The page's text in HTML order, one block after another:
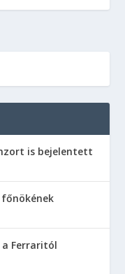
is bejelentett
Ferraritól